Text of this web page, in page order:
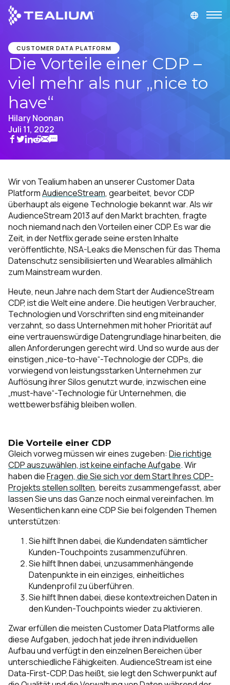
main
content
DEMO ANFORDERN
Produkte
Lösungen
Branchen
Ressourcen
Unternehmen
CUSTOMER DATA PLATFORM
Die Vorteile einer CDP –
viel mehr als nur „nice to
have“
Hilary Noonan
Juli 11, 2022
Wir von Tealium haben an unserer Customer Data
PlatformAudienceStream, gearbeitet, bevor CDP
überhaupt als eigene Technologie bekannt war. Als wir
AudienceStream 2013 auf den Markt brachten, fragte
noch niemand nach den Vorteilen einer CDP. Es war die
Zeit, in der Netflix gerade seine ersten Inhalte
veröffentlichte, NSA-Leaks die Menschen für das Thema
Datenschutz sensibilisierten und Wearables allmählich
zum Mainstream wurden.
Heute, neun Jahre nach dem Start der AudienceStream
CDP, ist die Welt eine andere. Die heutigen Verbraucher,
Technologien und Vorschriften sind eng miteinander
verzahnt, so dass Unternehmen mit hoher Priorität auf
eine vertrauenswürdige Datengrundlage hinarbeiten, die
allen Anforderungen gerecht wird. Und so wurde aus der
einstigen „nice-to-have“-Technologie der CDPs, die
vorwiegend von leistungsstarken Unternehmen zur
Auflösung ihrer Silos genutzt wurde, inzwischen eine
„must-have“-Technologie für Unternehmen, die
wettbewerbsfähig bleiben wollen.
Die Vorteile einer CDP
Gleich vorweg müssen wir eines zugeben: Die richtige
CDP auszuwählen, ist keine einfache Aufgabe. Wir
haben dieFragen, die Sie sich vor dem Start Ihres CDP-
Projekts stellen sollten, bereits zusammengefasst, aber
lassen Sie uns das Ganze noch einmal vereinfachen. Im
Wesentlichen kann eine CDP Sie bei folgenden Themen
unterstützen:
Sie hilft Ihnen dabei, die Kundendaten sämtlicher
Kunden-Touchpoints zusammenzuführen.
Sie hilft Ihnen dabei, unzusammenhängende
Datenpunkte in ein einziges, einheitliches
Kundenprofil zu überführen.
Sie hilft Ihnen dabei, diese kontextreichen Daten in
den Kunden-Touchpoints wieder zu aktivieren.
Zwar erfüllen die meisten Customer Data Platforms alle
diese Aufgaben, jedoch hat jede ihren individuellen
Aufbau und verfügt in den einzelnen Bereichen über
unterschiedliche Fähigkeiten. AudienceStream ist eine
Data-First-CDP. Das heißt, sie legt den Schwerpunkt auf